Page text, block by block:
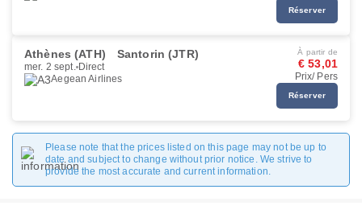
Réserver
Athènes (ATH) Santorin (JTR)
mer. 2 sept. Direct
Aegean Airlines
À partir de
€ 53,01
Prix/ Pers
Réserver
Please note that the prices listed on this page may not be up to
date and subject to change without prior notice. We strive to
provide the most accurate and current information.